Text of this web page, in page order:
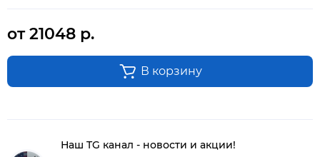
от 21048 р.
В корзину
Наш TG канал - новости и акции!